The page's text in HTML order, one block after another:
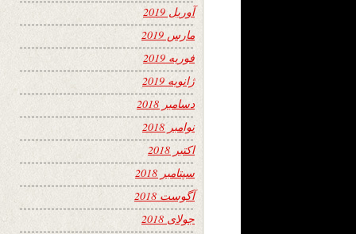
آوریل 2019
مارس 2019
فوریه 2019
ژانویه 2019
دسامبر 2018
نوامبر 2018
اکتبر 2018
سپتامبر 2018
آگوست 2018
جولای 2018